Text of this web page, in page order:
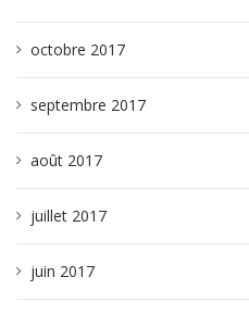
octobre 2017
septembre 2017
août 2017
juillet 2017
juin 2017